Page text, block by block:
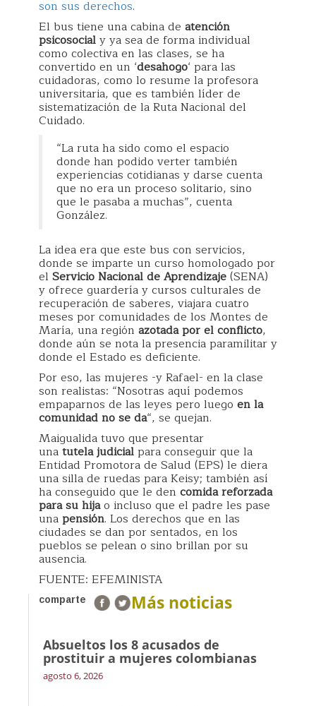
son sus derechos.
El bus tiene una cabina de atención
psicosocialy ya sea de forma individual
como colectiva en las clases, se ha
convertido en un ‘desahogo‘ para las
cuidadoras, como lo resume la profesora
universitaria, que es también líder de
sistematización de la Ruta Nacional del
Cuidado.
“La ruta ha sido como el espacio
donde han podido verter también
experiencias cotidianas y darse cuenta
que no era un proceso solitario, sino
que le pasaba a muchas”, cuenta
González.
La idea era que este bus con servicios,
donde se imparte un curso homologado por
el Servicio Nacional de Aprendizaje(SENA)
y ofrece guardería y cursos culturales de
recuperación de saberes, viajara cuatro
meses por comunidades de los Montes de
María, una región azotada por el conflicto,
donde aún se nota la presencia paramilitar y
donde el Estado es deficiente.
Por eso, las mujeres -y Rafael- en la clase
son realistas: “Nosotras aquí podemos
empaparnos de las leyes pero luego en la
comunidad no se da“, se quejan.
Maigualida tuvo que presentar
unatutelajudicialpara conseguir que la
Entidad Promotora de Salud (EPS) le diera
una silla de ruedas para Keisy; también así
ha conseguido que le den comida reforzada
para su hijao incluso que el padre les pase
unapensión. Los derechos que en las
ciudades se dan por sentados, en los
pueblos se pelean o sino brillan por su
ausencia.
FUENTE: EFEMINISTA
comparte Más noticias
Absueltos los 8 acusados de
prostituir a mujeres colombianas
agosto 6, 2026